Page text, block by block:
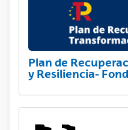
Plan de
y Resiliencia-